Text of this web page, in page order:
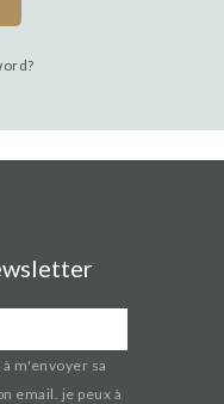
m'envoyer sa
email. je peux à